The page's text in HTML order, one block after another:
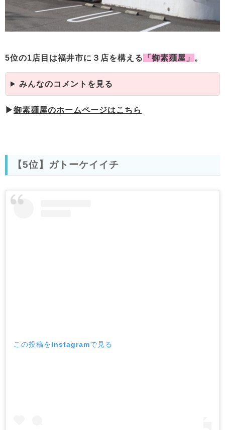
5位の1店目 は福井市に３店を構える 「御素麺屋」 。
みんなのコメントを見る
▶御素麺屋のホームページはこちら
【5位】ガトーケイイチ
この投稿をInstagramで見る